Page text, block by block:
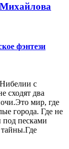
фэнтези
с
сходят два
мир, где
города. Где не
под песками